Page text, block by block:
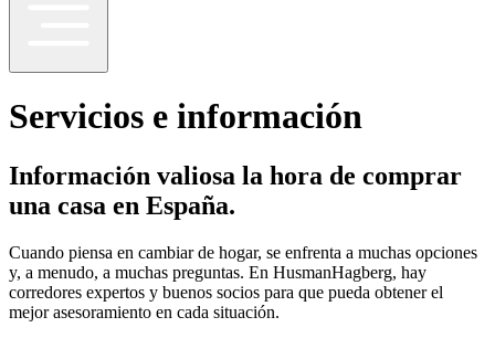
Servicios e información
Información valiosa la hora de comprar
una casa en España.
Cuando piensa en cambiar de hogar, se enfrenta a muchas opciones
y, a menudo, a muchas preguntas. En HusmanHagberg, hay
corredores expertos y buenos socios para que pueda obtener el
mejor asesoramiento en cada situación.